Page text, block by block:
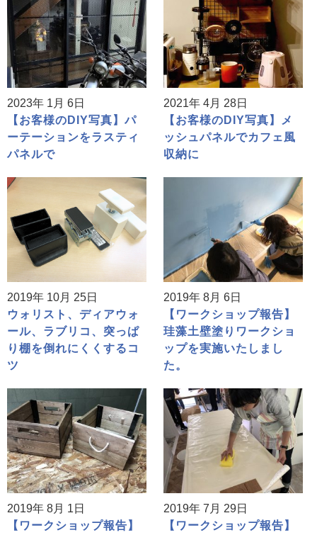
2023年 1月 6日
【お客様のDIY写真】パ
ーテーションをラスティ
パネルで
2021年 4月 28日
【お客様のDIY写真】メ
ッシュパネルでカフェ風
収納に
2019年 10月 25日
ウォリスト、ディアウォ
ール、ラブリコ、突っぱ
り棚を倒れにくくするコ
ツ
2019年 8月 6日
【ワークショップ報告】
珪藻土壁塗りワークショ
ップを実施いたしまし
た。
2019年 8月 1日
【ワークショップ報告】
2019年 7月 29日
【ワークショップ報告】